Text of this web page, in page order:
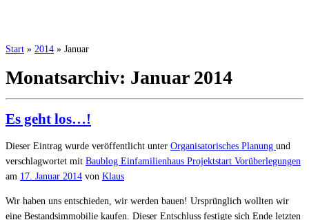
Start » 2014 » Januar
Monatsarchiv: Januar 2014
Es geht los…!
Dieser Eintrag wurde veröffentlicht unter Organisatorisches Planung und
verschlagwortet mit Baublog Einfamilienhaus Projektstart Vorüberlegungen
am 17. Januar 2014 von Klaus
Wir haben uns entschieden, wir werden bauen! Ursprünglich wollten wir
eine Bestandsimmobilie kaufen. Dieser Entschluss festigte sich Ende letzten